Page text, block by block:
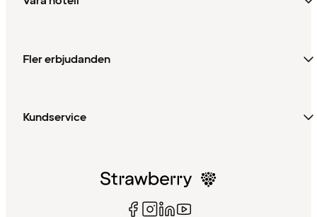
Fler erbjudanden
Kundservice